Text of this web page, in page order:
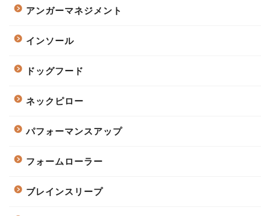
アンガーマネジメント
インソール
ドッグフード
ネックピロー
パフォーマンスアップ
フォームローラー
ブレインスリープ